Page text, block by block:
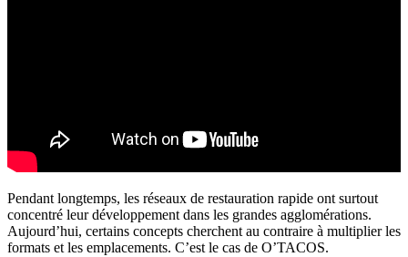
Pendant longtemps, les réseaux de restauration rapide ont surtout
concentré leur développement dans les grandes agglomérations.
Aujourd’hui, certains concepts cherchent au contraire à multiplier les
formats et les emplacements. C’est le cas de O’TACOS.